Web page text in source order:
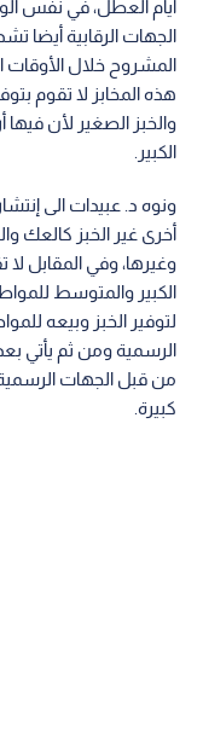
أيام العطل، في نفس
الجهات الرقابية أيضا
المشروح خلال
هذه المخابز لا تقوم
والخبز الصغير لأن فيها
الكبير.
ونوه د. عبيدات الى
أخرى غير الخبز كالعك
وغيرها، وفي المقابل لا
الكبير والمتوسط
لتوفير الخبز وبيعه
الرسمية ومن ثم يأتي
من قبل الجهات
كبيرة.